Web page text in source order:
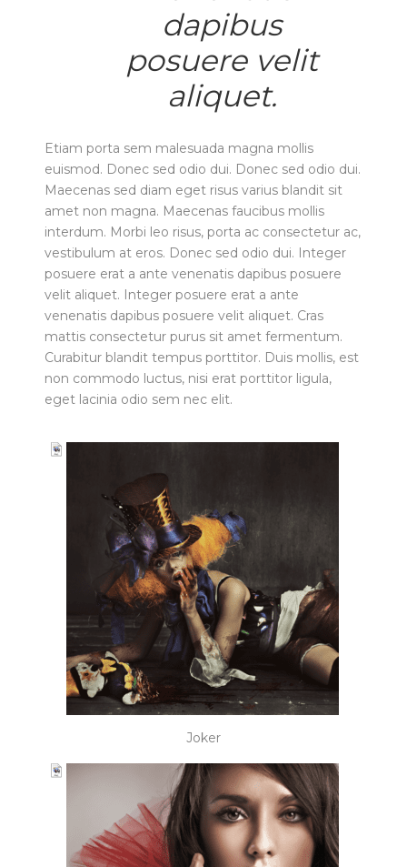
dapibus
posuere velit
aliquet.
Etiam porta sem malesuada magna mollis
euismod. Donec sed odio dui. Donec sed odio dui.
Maecenas sed diam eget risus varius blandit sit
amet non magna. Maecenas faucibus mollis
interdum. Morbi leo risus, porta ac consectetur ac,
vestibulum at eros. Donec sed odio dui. Integer
posuere erat a ante venenatis dapibus posuere
velit aliquet. Integer posuere erat a ante
venenatis dapibus posuere velit aliquet. Cras
mattis consectetur purus sit amet fermentum.
Curabitur blandit tempus porttitor. Duis mollis, est
non commodo luctus, nisi erat porttitor ligula,
eget lacinia odio sem nec elit.
Joker